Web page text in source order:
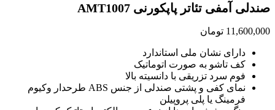
صندلی آمفی تئاتر پاپکورنی AMT1007
11,600,000 تومان
دارای نشان ملی استاندارد
کف تاشو به صورت اتوماتیک
فوم سرد تزریقی با دانسیته بالا
نمای کفی و پشتی صندلی از جنس ABS طرحدار وکیوم
فرمینگ یا پلی پروپیلن